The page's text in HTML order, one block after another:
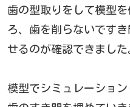
歯の型取りをして模型
ろ、 歯を削らないです
せるのが確認できました
模型でシミュレーショ